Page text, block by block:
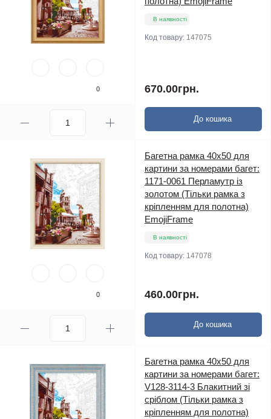
0
В наявності
Код товару: 147075
670.00грн.
До кошика
0
Багетна рамка 40х50 для
картини за номерами багет:
1171-0061 Перламутр iз
золотом (Тільки рамка з
кріпленням для полотна)
EmojiFrame
В наявності
Код товару: 147078
460.00грн.
До кошика
Багетна рамка 40х50 для
картини за номерами багет:
V128-3114-3 Блакитний зі
сріблом (Тільки рамка з
кріпленням для полотна)